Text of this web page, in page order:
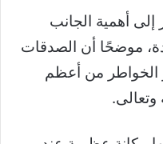
أهمية الجانب
موضحًا أن الصدقات
الخواطر من أعظم
وتعالى.